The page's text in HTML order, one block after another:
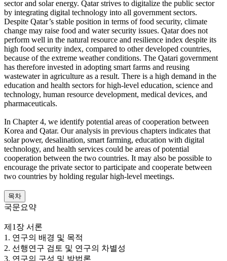
sector and solar energy. Qatar strives to digitalize the public sector
by integrating digital technology into all government sectors.
Despite Qatar’s stable position in terms of food security, climate
change may raise food and water security issues. Qatar does not
perform well in the natural resource and resilience index despite its
high food security index, compared to other developed countries,
because of the extreme weather conditions. The Qatari government
has therefore invested in adopting smart farms and reusing
wastewater in agriculture as a result. There is a high demand in the
education and health sectors for high-level education, science and
technology, human resource development, medical devices, and
pharmaceuticals.
In Chapter 4, we identify potential areas of cooperation between
Korea and Qatar. Our analysis in previous chapters indicates that
solar power, desalination, smart farming, education with digital
technology, and health services could be areas of potential
cooperation between the two countries. It may also be possible to
encourage the private sector to participate and cooperate between
two countries by holding regular high-level meetings.
목차
국문요약
제1장 서론
1. 연구의 배경 및 목적
2. 선행연구 검토 및 연구의 차별성
3. 연구의 구성 및 방법론